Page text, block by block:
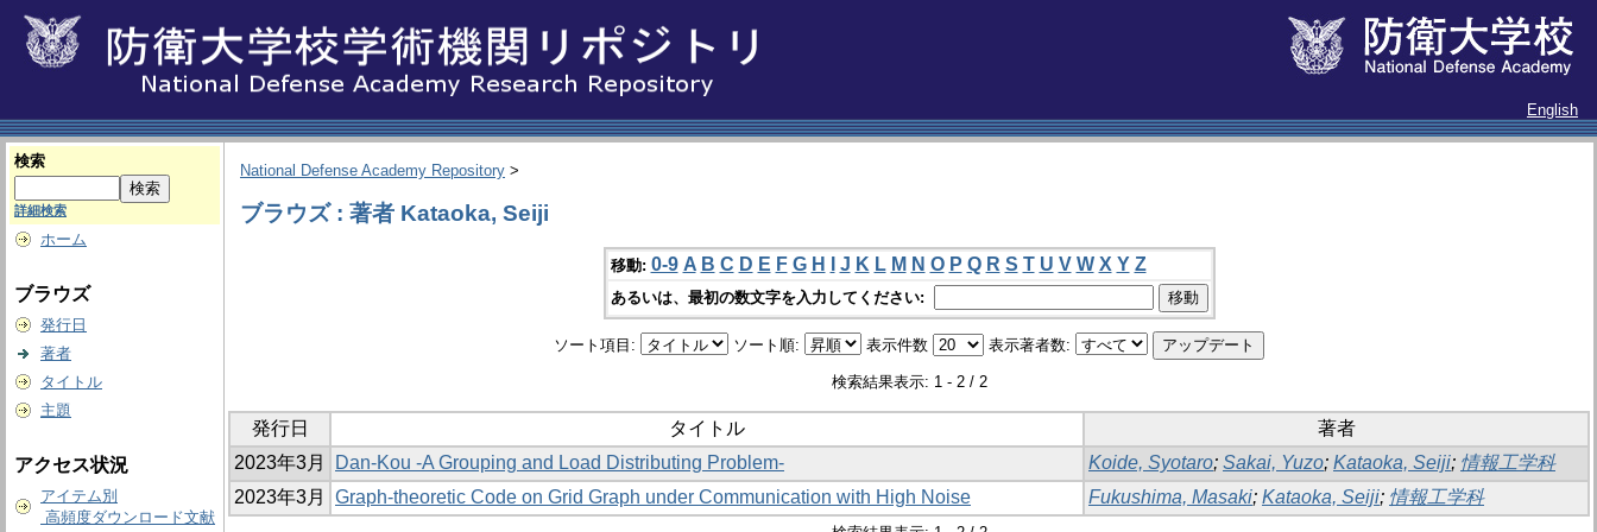
English
検索
詳細検索
ホーム
ブラウズ
発行日
著者
タイトル
主題
アクセス状況
アイテム別
高頻度ダウンロード文献
National Defense Academy Repository >
ブラウズ : 著者 Kataoka, Seiji
移動: 0-9 A B C D E F G H J K L M N O P Q R S T U V W X Y Z
あるいは、最初の数文字を入力してください:
ソート項目: ソート順: 表示件数 表示著者数:
検索結果表示: 1 - 2 / 2
発行日 タイトル
著者
2023年3月
Dan-Kou -A Grouping and Load Distributing Problem- Koide, Syotaro; Sakai, Yuzo; Kataoka, Seiji; 情報工学科
2023年3月
Graph-theoretic Code on Grid Graph under Communication with High Noise Fukushima, Masaki; Kataoka, Seiji; 情報工学科